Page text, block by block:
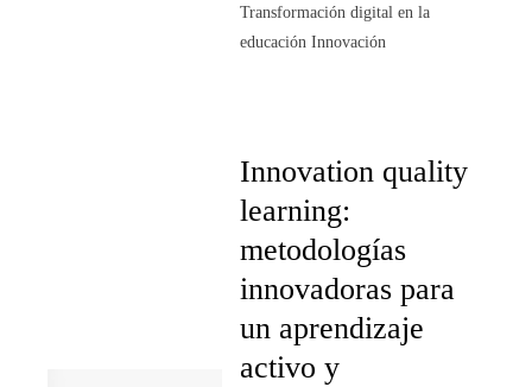
Transformación digital en la
educación Innovación
Innovation quality
learning:
metodologías
innovadoras para
un aprendizaje
activo y